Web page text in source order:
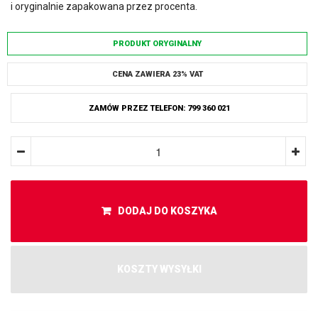
i oryginalnie zapakowana przez procenta.
PRODUKT ORYGINALNY
CENA ZAWIERA 23% VAT
ZAMÓW PRZEZ TELEFON: 799 360 021
DODAJ DO KOSZYKA
KOSZTY WYSYŁKI